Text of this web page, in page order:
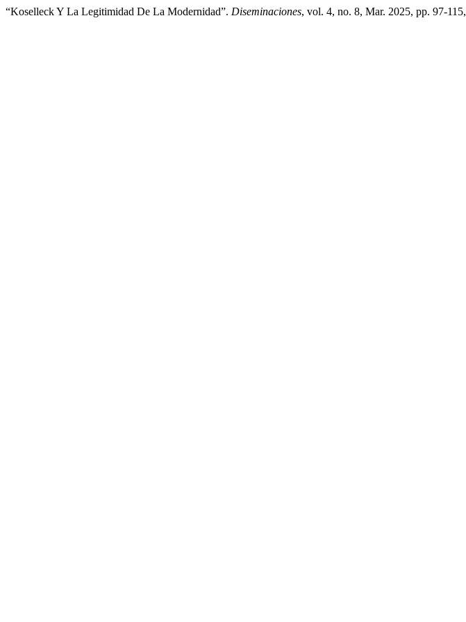
“Koselleck Y La Legitimidad De La Modernidad”. Diseminaciones, vol. 4, no. 8, Mar. 2025, pp. 97-115,